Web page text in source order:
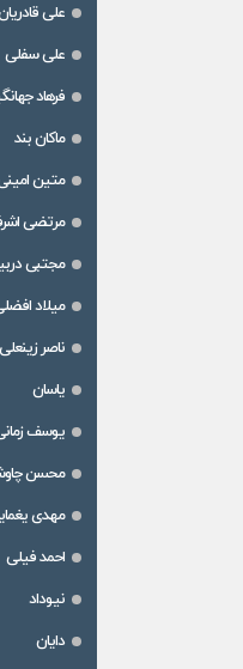
علی
علی سفلی
فرهاد
ماکان بند
متین
مرتضی
مجتبی
میلاد
ناصر زینعلی
یاسان
یوسف
محسن
مهدی
احمد فیلی
نیوداد
دایان